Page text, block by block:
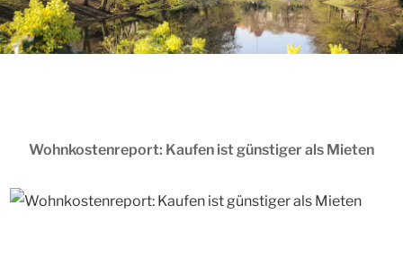
Wohnkostenreport: Kaufen ist günstiger als Mieten